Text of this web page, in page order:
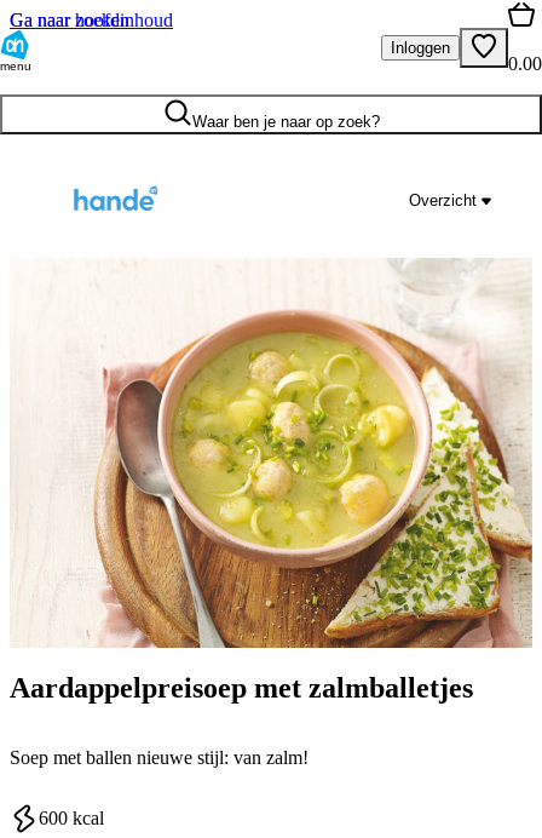
Ga naar hoofdinhoud
Ga naar zoeken
menu
Inloggen
0.00
Waar ben je naar op zoek?
Overzicht
Aard­ap­pel­prei­soep met zalm­bal­le­tjes
Soep met ballen nieuwe stijl: van zalm!
600 kcal